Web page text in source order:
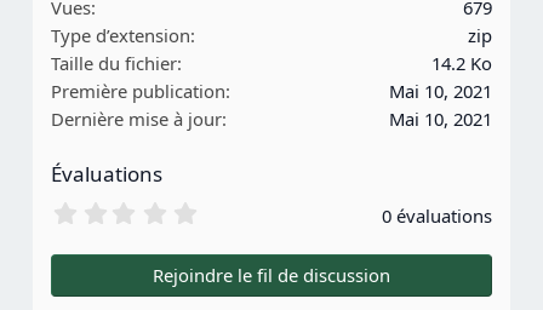
c
t
i
o
n
:
Vues
679
Type d’extension
zip
Taille du fichier
14.2 Ko
Première publication
Mai 10, 2021
Dernière mise à jour
Mai 10, 2021
Évaluations
0
0
é
0 évaluations
Rejoindre le fil de discussion